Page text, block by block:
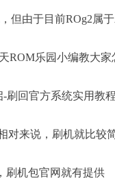
但由于目前ROg2属
ROM乐园小编教大
对来说，刷机就比较
刷机包官网就有提供